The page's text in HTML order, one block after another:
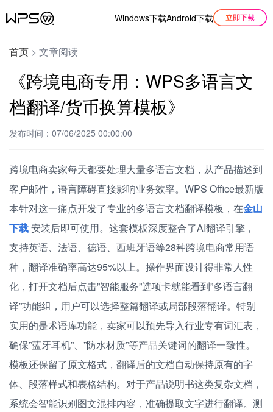
Windows下载Android下载
首页 > 文章阅读
《跨境电商专用：WPS多语言文
档翻译/货币换算模板》
发布时间：07/06/2025 00:00:00
跨境电商卖家每天都要处理大量多语言文档，从产品描述到
客户邮件，语言障碍直接影响业务效率。WPS Office最新版
本针对这一痛点开发了专业的多语言文档翻译模板，在金山
下载安装后即可使用。这套模板深度整合了AI翻译引擎，
支持英语、法语、德语、西班牙语等28种跨境电商常用语
种，翻译准确率高达95%以上。操作界面设计得非常人性
化，打开文档后点击”智能服务”选项卡就能看到”多语言翻
译”功能组，用户可以选择整篇翻译或局部段落翻译。特别
实用的是术语库功能，卖家可以预先导入行业专有词汇表，
确保”蓝牙耳机”、”防水材质”等产品关键词的翻译一致性。
模板还保留了原文格式，翻译后的文档自动保持原有的字
体、段落样式和表格结构。对于产品说明书这类复杂文档，
系统会智能识别图文混排内容，准确提取文字进行翻译。测